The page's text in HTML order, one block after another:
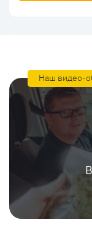
Наш видео-